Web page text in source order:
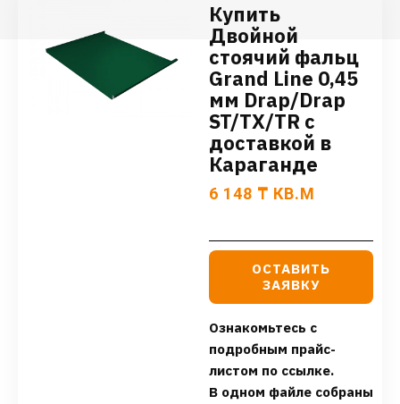
Купить
Двойной
стоячий фальц
Grand Line 0,45
мм Drap/Drap
ST/TX/TR с
доставкой в
Караганде
6 148 ₸ КВ.М
ОСТАВИТЬ
ЗАЯВКУ
Ознакомьтесь с
подробным прайс-
листом по ссылке.
В одном файле собраны